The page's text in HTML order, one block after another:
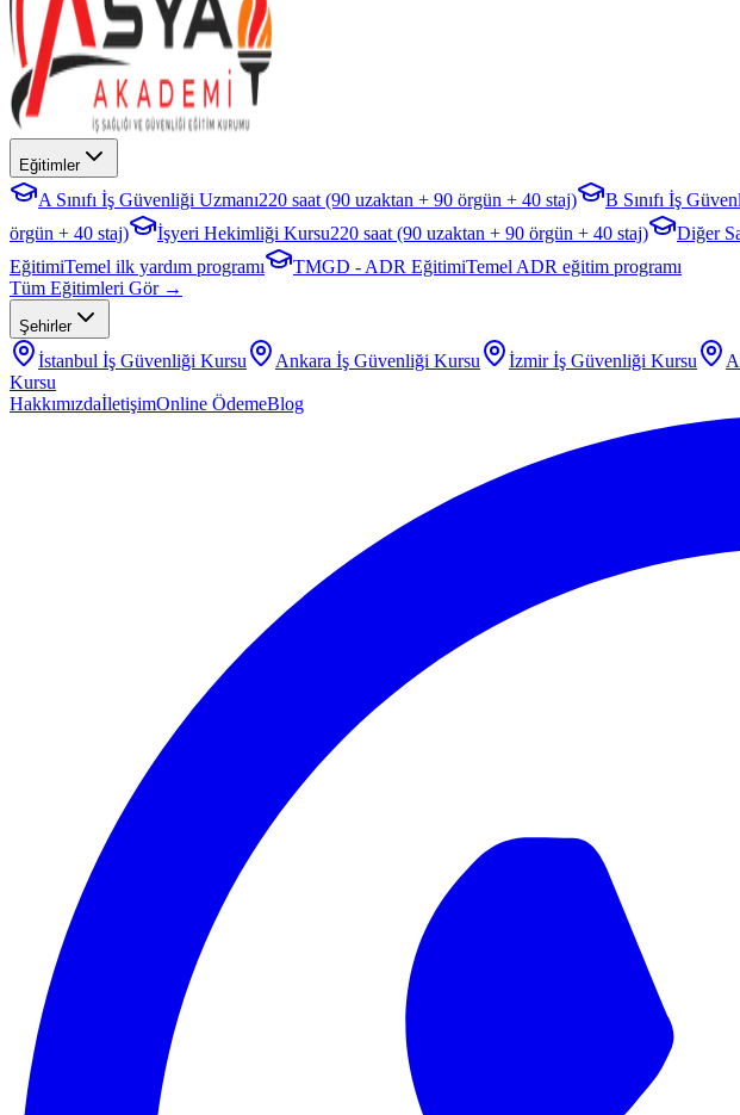
Eğitimler
A Sınıfı İş Güvenliği Uzmanı220 saat (90 uzaktan + 90 örgün + 40 staj) B Sınıfı İş
örgün + 40 staj)
İşyeri Hekimliği Kursu220 saat (90 uzaktan + 90 örgün + 40 staj) Diğer
EğitimiTemel ilk yardım programı TMGD - ADR EğitimiTemel ADR eğitim programı
Tüm Eğitimleri Gör →
Şehirler
İstanbul İş Güvenliği Kursu Ankara İş Güvenliği Kursu İzmirİş Güvenliği Kursu
Kursu
HakkımızdaİletişimOnline ÖdemeBlog